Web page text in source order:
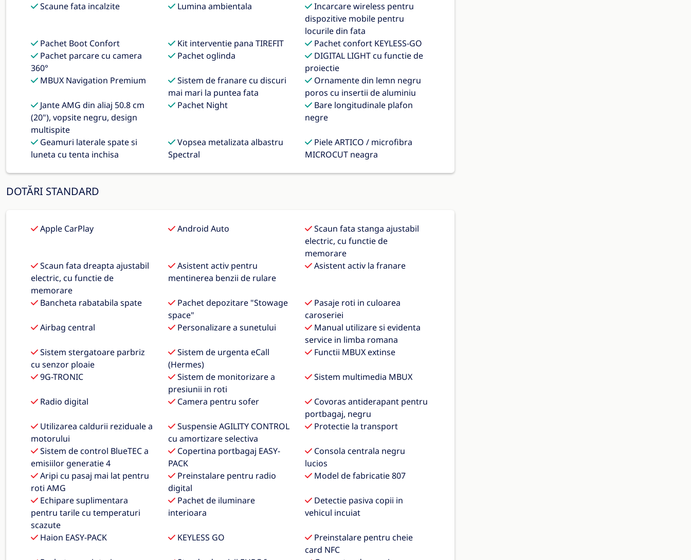
Scaune fata incalzite Lumina ambientala
Incarcare wireless pentru
dispozitive mobile pentru
locurile din fata
Pachet Boot Confort
Kit interventie pana TIREFIT
Pachet confort KEYLESS-GO
Pachet parcare cu camera
360°
Pachet oglinda
DIGITAL LIGHT cu functie de
proiectie
MBUX Navigation Premium
Sistem de franare cu discuri
mai mari la puntea fata
Ornamente din lemn negru
poros cu insertii de aluminiu
Jante AMG din aliaj 50.8 cm
(20"), vopsite negru, design
multispite
Pachet Night
Bare longitudinale plafon
negre
Geamuri laterale spate si
luneta cu tenta inchisa
Vopsea metalizata albastru
Spectral
Piele ARTICO / microfibra
MICROCUT neagra
DOTĂRI STANDARD
Apple CarPlay Android Auto
Scaun fata stanga ajustabil
electric, cu functie de
memorare
Scaun fata dreapta ajustabil
electric, cu functie de
memorare
Asistent activ pentru
mentinerea benzii de rulare
Asistent activ la franare
Bancheta rabatabila spate
Pachet depozitare "Stowage
space"
Pasaje roti in culoarea
caroseriei
Airbag central
Personalizare a sunetului
Manual utilizare si evidenta
service in limba romana
Sistem stergatoare parbriz
cu senzor ploaie
Sistem de urgenta eCall
(Hermes)
Functii MBUX extinse
9G-TRONIC
Sistem de monitorizare a
presiunii in roti
Sistem multimedia MBUX
Radio digital Camera pentru sofer
Covoras antiderapant pentru
portbagaj, negru
Utilizarea caldurii reziduale a
motorului
Suspensie AGILITY CONTROL
cu amortizare selectiva
Protectie la transport
Sistem de control BlueTEC a
emisiilor generatie 4
Copertina portbagaj EASY-
PACK
Consola centrala negru
lucios
Aripi cu pasaj mai lat pentru
roti AMG
Preinstalare pentru radio
digital
Model de fabricatie 807
Echipare suplimentara
pentru tarile cu temperaturi
scazute
Pachet de iluminare
interioara
Detectie pasiva copii in
vehicul incuiat
Haion EASY-PACK KEYLESS GO
Preinstalare pentru cheie
card NFC